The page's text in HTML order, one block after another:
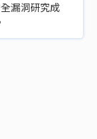
漏洞研究成